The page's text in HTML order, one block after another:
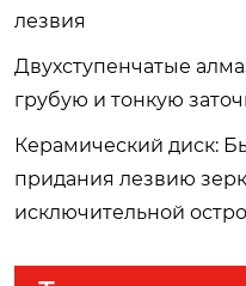
лезвия
Двухступенчатые
грубую и тонкую
Керамический диск:
придания лезвию
исключительной